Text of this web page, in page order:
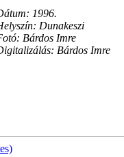
1996.
Dunakeszi
Bárdos Imre
Bárdos Imre